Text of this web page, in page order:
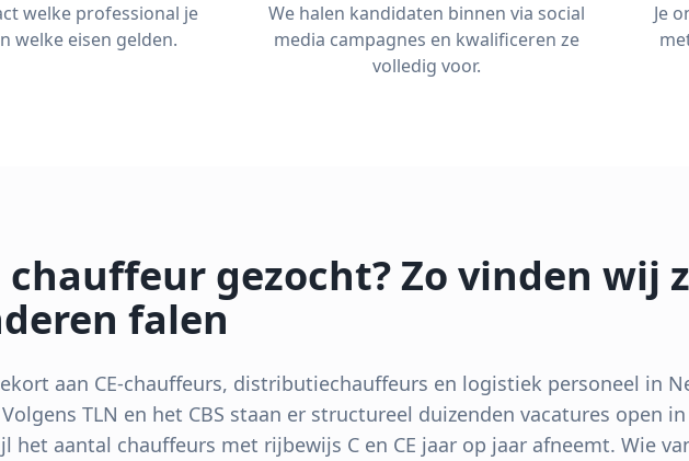
welke professional je
welke eisen gelden.
We halen kandidaten binnen via social
media campagnes en kwalificeren ze
volledig voor.
Je
chauffeur gezocht? Zo vinden wij
falen
aan CE-chauffeurs, distributiechauffeurs en logistiek personeel in
TLN en het CBS staan er structureel duizenden vacatures open
het aantal chauffeurs met rijbewijs C en CE jaar op jaar afneemt. Wie